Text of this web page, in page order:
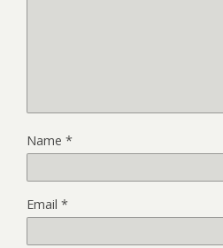
Name *
Email *